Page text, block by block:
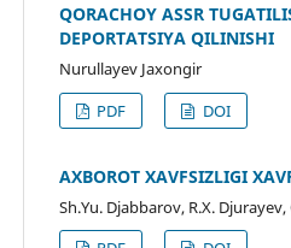
QORACHOY ASSR
DEPORTATSIYA QILINISHI
Nurullayev Jaxongir
PDF
DOI
AXBOROT XAVFSIZLIGI
Sh.Yu. Djabbarov, R.X.